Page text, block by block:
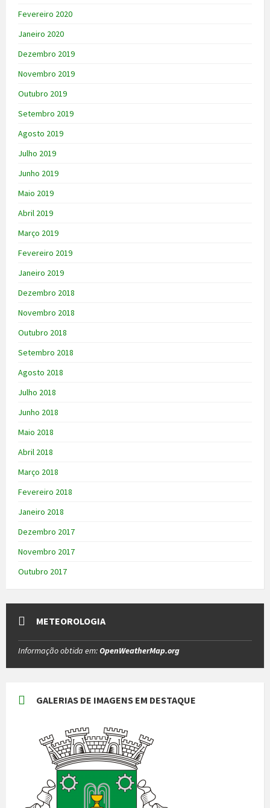
Fevereiro 2020
Janeiro 2020
Dezembro 2019
Novembro 2019
Outubro 2019
Setembro 2019
Agosto 2019
Julho 2019
Junho 2019
Maio 2019
Abril 2019
Março 2019
Fevereiro 2019
Janeiro 2019
Dezembro 2018
Novembro 2018
Outubro 2018
Setembro 2018
Agosto 2018
Julho 2018
Junho 2018
Maio 2018
Abril 2018
Março 2018
Fevereiro 2018
Janeiro 2018
Dezembro 2017
Novembro 2017
Outubro 2017
METEOROLOGIA
Informação obtida em:OpenWeatherMap.org
GALERIAS DE IMAGENS EM DESTAQUE